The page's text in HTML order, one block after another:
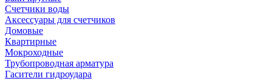
Счетчики воды
Аксессуары для счетчиков
Домовые
Квартирные
Мокроходные
Трубопроводная арматура
Гасители гидроудара